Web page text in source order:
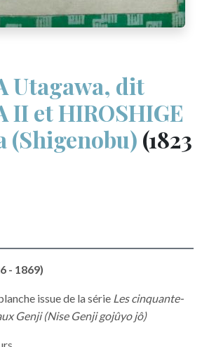
Utagawa, dit
II et HIROSHIGE
(Shigenobu) (1823
- 1869)
issue de la série Les cinquante-
Genji(Nise Genji gojûyo jô)